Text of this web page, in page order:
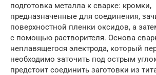
подготовка металла к сварке: кромки,
предназначенные для соединения,
поверхностной пленки оксидов, а
с помощью растворителя. Основа
неплавящегося электрода, который
необходимо заточить под острым
предстоит соединить заготовки из